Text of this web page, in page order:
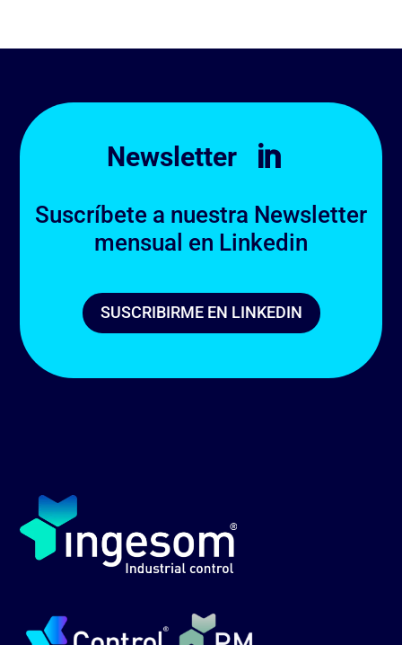

Newsletter
Suscríbete a nuestra Newsletter
mensual en Linkedin
SUSCRIBIRME EN LINKEDIN